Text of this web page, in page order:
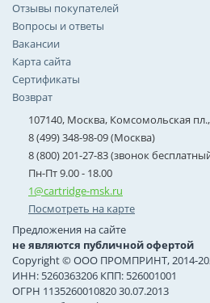
Отзывы покупателей
Вопросы и ответы
Вакансии
Карта сайта
Сертификаты
Возврат
107140, Москва, Комсомольская
8 (499) 348-98-09 (Москва)
8 (800) 201-27-83 (звонок
Пн-Пт 9.00 - 18.00
1@cartridge-msk.ru
Посмотреть на карте
Предложения на сайте
не являются публичной офертой
Copyright © ООО ПРОМПРИНТ, 2014-
ИНН: 5260363206 КПП: 526001001
ОГРН 1135260010820 30.07.2013